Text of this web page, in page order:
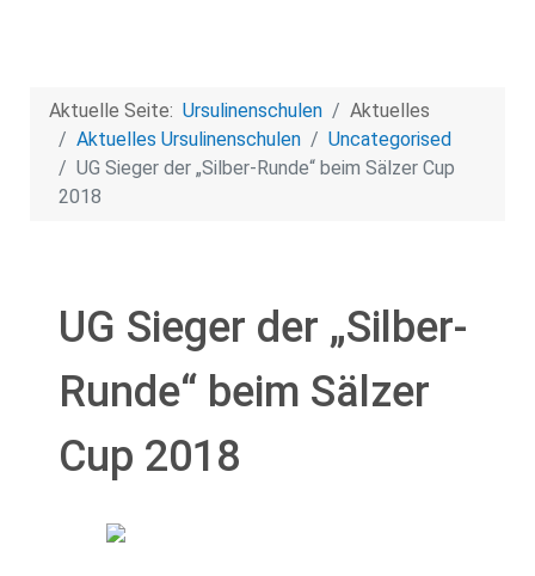
Aktuelle Seite: Ursulinenschulen
Aktuelles
Aktuelles Ursulinen­schulen
Uncategorised
UG Sieger der „Silber-Runde“ beim Sälzer Cup
2018
UG Sieger der „Silber-
Runde“ beim Sälzer
Cup 2018